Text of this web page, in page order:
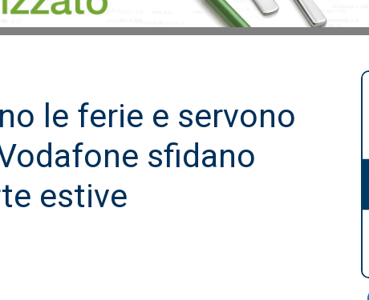
le ferie e servono
sfidano
estive